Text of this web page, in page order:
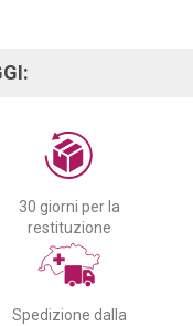
30 giorni per la
restituzione
Spedizione dalla